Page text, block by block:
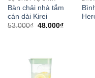
Bàn chải nhà tắm
cán dài Kirei
53.000₫ 48.000₫